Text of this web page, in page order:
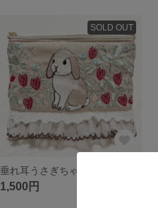
SOLD OUT
1,500円